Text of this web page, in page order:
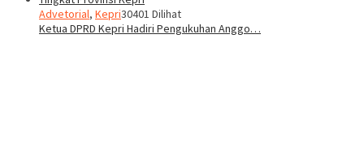
Advetorial, Kepri30401 Dilihat
Ketua DPRD Kepri Hadiri Pengukuhan Anggo…